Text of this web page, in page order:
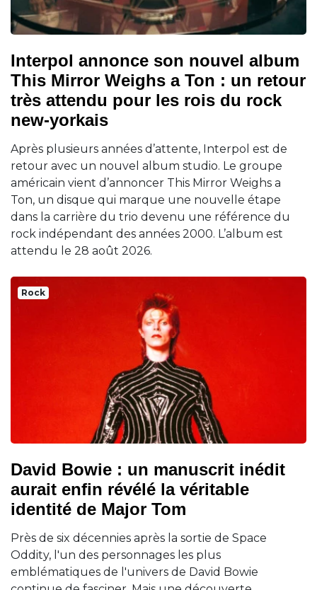
Interpol annonce son nouvel album
This Mirror Weighs a Ton : un retour
très attendu pour les rois du rock
new-yorkais
Après plusieurs années d’attente, Interpol est de
retour avec un nouvel album studio. Le groupe
américain vient d’annoncer This Mirror Weighs a
Ton, un disque qui marque une nouvelle étape
dans la carrière du trio devenu une référence du
rock indépendant des années 2000. L’album est
attendu le 28 août 2026.
Rock
David Bowie : un manuscrit inédit
aurait enfin révélé la véritable
identité de Major Tom
Près de six décennies après la sortie de Space
Oddity, l'un des personnages les plus
emblématiques de l'univers de David Bowie